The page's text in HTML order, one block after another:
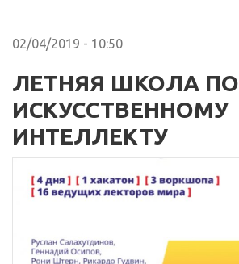
02/04/2019 - 10:50
ЛЕТНЯЯ ШКОЛА ПО
ИСКУССТВЕННОМУ
ИНТЕЛЛЕКТУ